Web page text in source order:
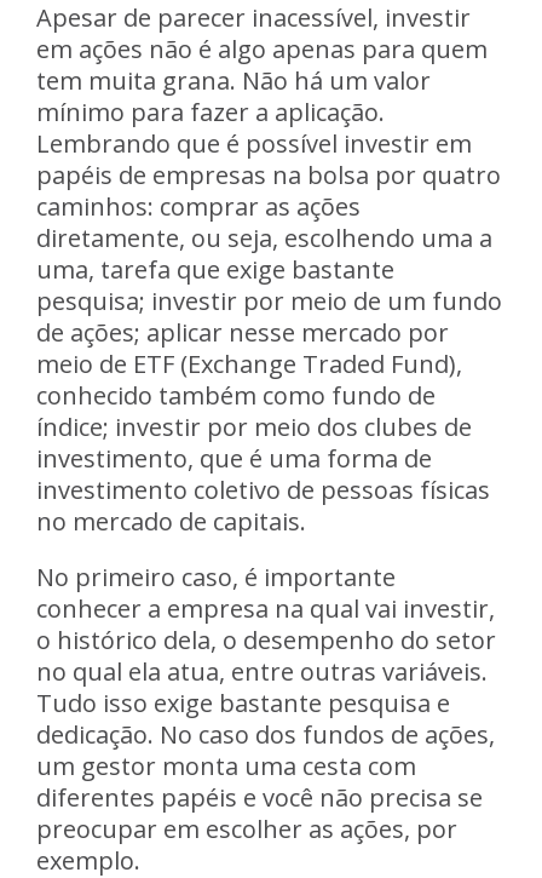
Apesar de parecer inacessível, investir
em ações não é algo apenas para quem
tem muita grana. Não há um valor
mínimo para fazer a aplicação.
Lembrando que é possível investir em
papéis de empresas na bolsa por quatro
caminhos: comprar as ações
diretamente, ou seja, escolhendo uma a
uma, tarefa que exige bastante
pesquisa; investir por meio de um fundo
de ações; aplicar nesse mercado por
meio de ETF (Exchange Traded Fund),
conhecido também como fundo de
índice; investir por meio dos clubes de
investimento, que é uma forma de
investimento coletivo de pessoas físicas
no mercado de capitais.
No primeiro caso, é importante
conhecer a empresa na qual vai investir,
o histórico dela, o desempenho do setor
no qual ela atua, entre outras variáveis.
Tudo isso exige bastante pesquisa e
dedicação. No caso dos fundos de ações,
um gestor monta uma cesta com
diferentes papéis e você não precisa se
preocupar em escolher as ações, por
exemplo.